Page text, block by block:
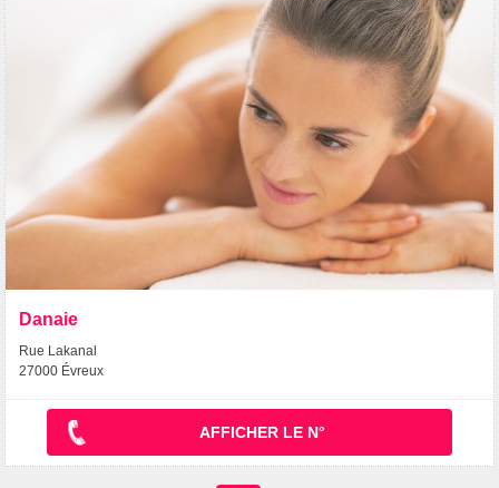
Danaie
Rue Lakanal
27000 Évreux
AFFICHER LE N°